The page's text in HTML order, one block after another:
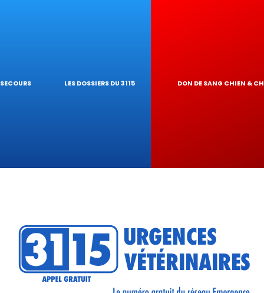
RÉSEAU
DE
LES DOSSIERS DU 3115 DON DE SANG CHIEN &